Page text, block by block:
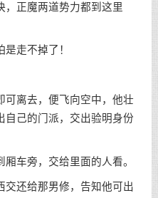
，正魔两道势力都到这里
走不掉了！
可离去，便飞向空中，他壮
自己的门派，交出验明身份
车旁，交给里面的人看。
交还给那男修，告知他可出